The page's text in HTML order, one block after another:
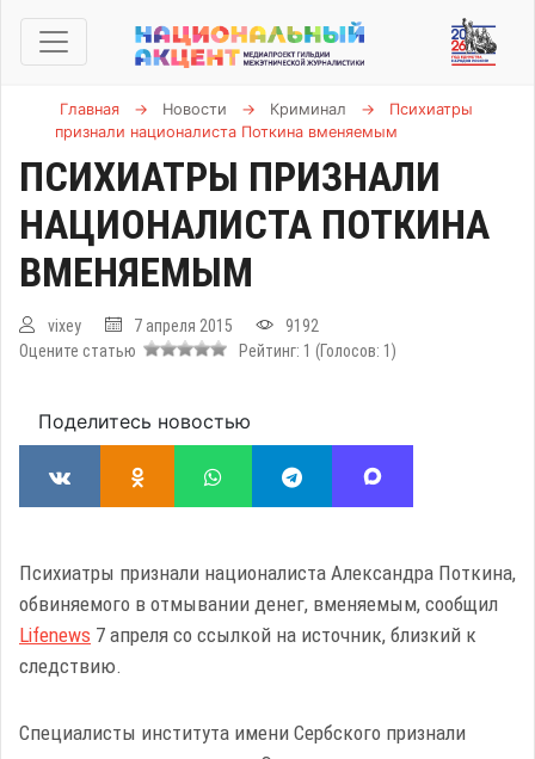
Главная → Новости → Криминал →
Психиатры
признали националиста Поткина вменяемым
ПСИХИАТРЫ ПРИЗНАЛИ
НАЦИОНАЛИСТА ПОТКИНА
ВМЕНЯЕМЫМ
vixey 7 апреля 2015
9192
Оцените статью
Рейтинг: 1 (Голосов: 1 )
Поделитесь новостью
Психиатры признали националиста Александра Поткина,
обвиняемого в отмывании денег, вменяемым, сообщил
Lifenews 7 апреля со ссылкой на источник, близкий к
следствию.
Специалисты института имени Сербского признали